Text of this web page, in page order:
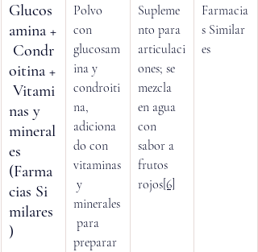
Glucos
amina +
Condr
oitina +
Vitami
nas y
mineral
es
(Farma
cias Si
milares
)
Polvo
con
glucosam
ina y
condroiti
na,
adiciona
do con
vitaminas
y
minerales
para
preparar
Supleme
nto para
articulaci
ones; se
mezcla
en agua
con
sabor a
frutos
rojos [6]
Farmacia
s Similar
es